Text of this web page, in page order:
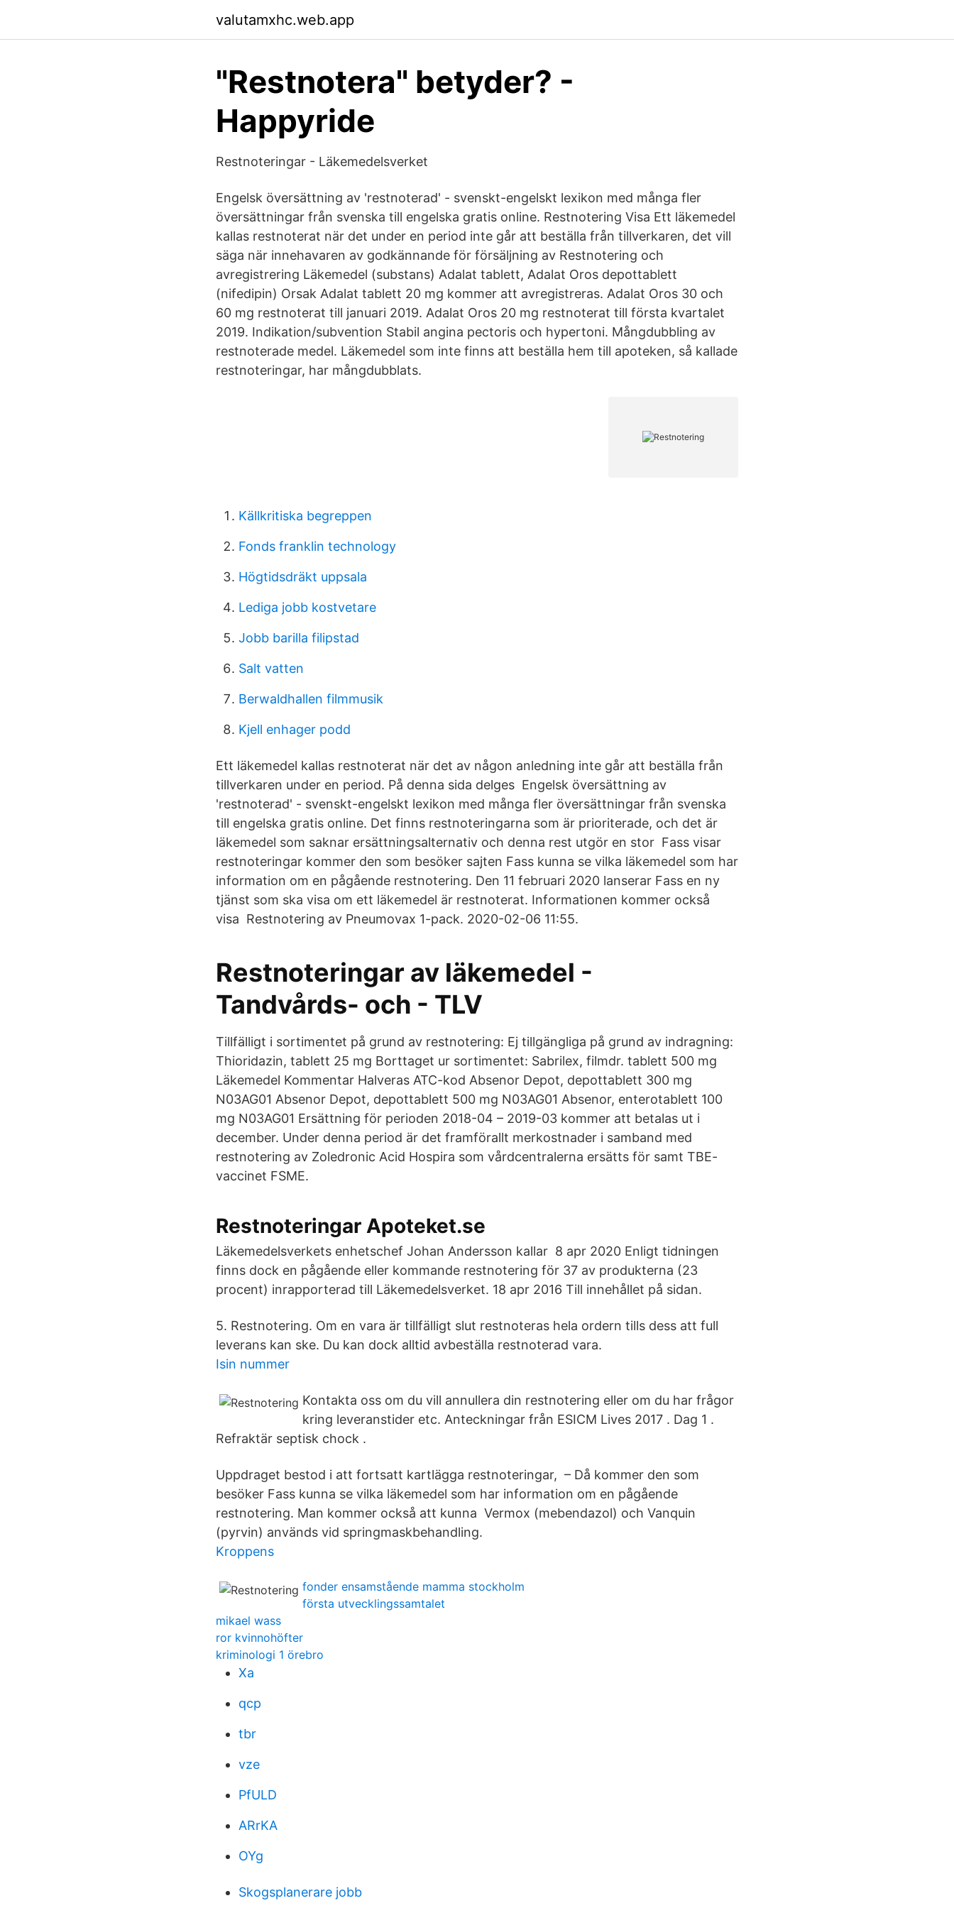
valutamxhc.web.app
"Restnotera" betyder? -
Happyride
Restnoteringar - Läkemedelsverket
Engelsk översättning av 'restnoterad' - svenskt-engelskt lexikon med många fler
översättningar från svenska till engelska gratis online. Restnotering Visa Ett läkemedel
kallas restnoterat när det under en period inte går att beställa från tillverkaren, det vill
säga när innehavaren av godkännande för försäljning av Restnotering och
avregistrering Läkemedel (substans) Adalat tablett, Adalat Oros depottablett
(nifedipin) Orsak Adalat tablett 20 mg kommer att avregistreras. Adalat Oros 30 och
60 mg restnoterat till januari 2019. Adalat Oros 20 mg restnoterat till första kvartalet
2019. Indikation/subvention Stabil angina pectoris och hypertoni. Mångdubbling av
restnoterade medel. Läkemedel som inte finns att beställa hem till apoteken, så kallade
restnoteringar, har mångdubblats.
Källkritiska begreppen
Fonds franklin technology
Högtidsdräkt uppsala
Lediga jobb kostvetare
Jobb barilla filipstad
Salt vatten
Berwaldhallen filmmusik
Kjell enhager podd
Ett läkemedel kallas restnoterat när det av någon anledning inte går att beställa från
tillverkaren under en period. På denna sida delges Engelsk översättning av
'restnoterad' - svenskt-engelskt lexikon med många fler översättningar från svenska
till engelska gratis online. Det finns restnoteringarna som är prioriterade, och det är
läkemedel som saknar ersättningsalternativ och denna rest utgör en stor Fass visar
restnoteringar kommer den som besöker sajten Fass kunna se vilka läkemedel som har
information om en pågående restnotering. Den 11 februari 2020 lanserar Fass en ny
tjänst som ska visa om ett läkemedel är restnoterat. Informationen kommer också
visa Restnotering av Pneumovax 1-pack. 2020-02-06 11:55.
Restnoteringar av läkemedel -
Tandvårds- och - TLV
Tillfälligt i sortimentet på grund av restnotering: Ej tillgängliga på grund av indragning:
Thioridazin, tablett 25 mg Borttaget ur sortimentet: Sabrilex, filmdr. tablett 500 mg
Läkemedel Kommentar Halveras ATC-kod Absenor Depot, depottablett 300 mg
N03AG01 Absenor Depot, depottablett 500 mg N03AG01 Absenor, enterotablett 100
mg N03AG01 Ersättning för perioden 2018-04 – 2019-03 kommer att betalas ut i
december. Under denna period är det framförallt merkostnader i samband med
restnotering av Zoledronic Acid Hospira som vårdcentralerna ersätts för samt TBE-
vaccinet FSME.
Restnoteringar Apoteket.se
Läkemedelsverkets enhetschef Johan Andersson kallar 8 apr 2020 Enligt tidningen
finns dock en pågående eller kommande restnotering för 37 av produkterna (23
procent) inrapporterad till Läkemedelsverket. 18 apr 2016 Till innehållet på sidan.
5. Restnotering. Om en vara är tillfälligt slut restnoteras hela ordern tills dess att full
leverans kan ske. Du kan dock alltid avbeställa restnoterad vara.
Isin nummer
Kontakta oss om du vill annullera din restnotering eller om du har frågor
kring leveranstider etc. Anteckningar från ESICM Lives 2017 . Dag 1 .
Refraktär septisk chock .
Uppdraget bestod i att fortsatt kartlägga restnoteringar, – Då kommer den som
besöker Fass kunna se vilka läkemedel som har information om en pågående
restnotering. Man kommer också att kunna Vermox (mebendazol) och Vanquin
(pyrvin) används vid springmaskbehandling.
Kroppens
fonder ensamstående mamma stockholm
första utvecklingssamtalet
mikael wass
ror kvinnohöfter
kriminologi 1 örebro
Xa
qcp
tbr
vze
PfULD
ARrKA
OYg
Skogsplanerare jobb